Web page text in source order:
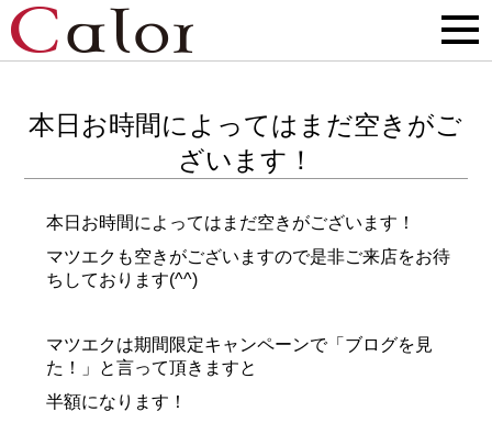
本日お時間によってはまだ空きがご
ざいます！
本日お時間によってはまだ空きがございます！
マツエクも空きがございますので是非ご来店をお待
ちしております(^^)
マツエクは期間限定キャンペーンで「ブログを見
た！」と言って頂きますと
半額になります！